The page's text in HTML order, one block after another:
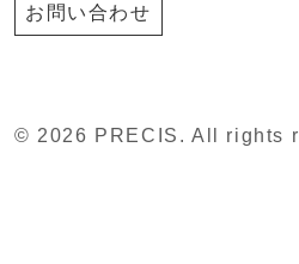
お問い合わせ
© 2026 PRECIS. All rights